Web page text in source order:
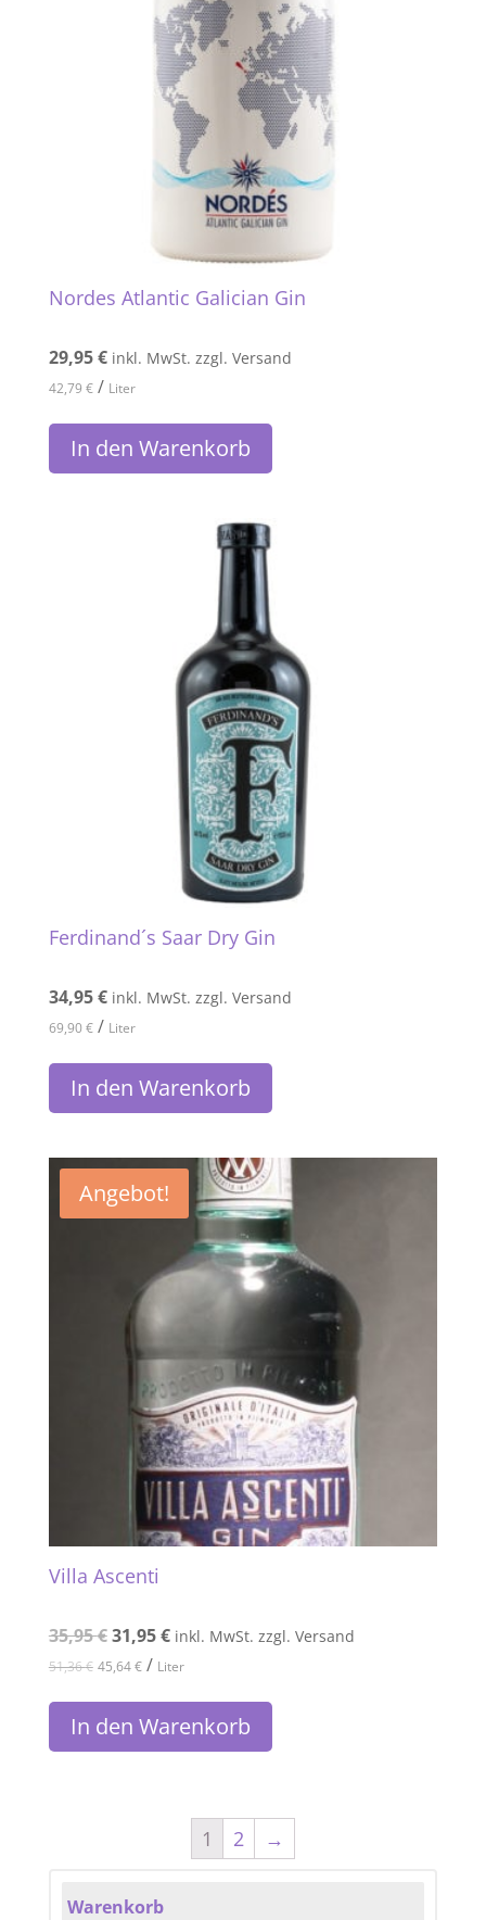
Nordes Atlantic Galician Gin
29,95€ inkl. MwSt. zzgl. Versand
42,79 €/ Liter
In den Warenkorb
Ferdinand´s Saar Dry Gin
34,95€ inkl. MwSt. zzgl. Versand
69,90€/ Liter
In den Warenkorb
Angebot!
Villa Ascenti
35,95€31,95€ inkl. MwSt. zzgl. Versand
51,36€ 45,64€/ Liter
In den Warenkorb
1 2 →
Warenkorb